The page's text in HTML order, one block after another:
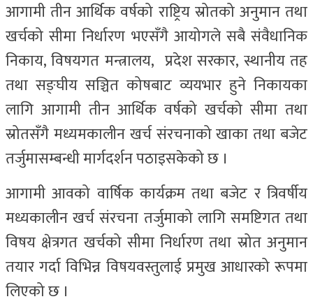
आगामी तीन आर्थिक वर्षको राष्ट्रिय स्रोतको अनुमान तथा
खर्चको सीमा निर्धारण भएसँगै आयोगले सबै संवैधानिक
निकाय, विषयगत मन्त्रालय, प्रदेश सरकार, स्थानीय तह
तथा सङ्घीय सञ्चित कोषबाट व्ययभार हुने निकायका
लागि आगामी तीन आर्थिक वर्षको खर्चको सीमा तथा
स्रोतसँगै मध्यमकालीन खर्च संरचनाको खाका तथा बजेट
तर्जुमासम्बन्धी मार्गदर्शन पठाइसकेको छ ।
आगामी आवको वार्षिक कार्यक्रम तथा बजेट र त्रिवर्षीय
मध्यकालीन खर्च संरचना तर्जुमाको लागि समष्टिगत तथा
विषय क्षेत्रगत खर्चको सीमा निर्धारण तथा स्रोत अनुमान
तयार गर्दा विभिन्न विषयवस्तुलाई प्रमुख आधारको रूपमा
लिएको छ ।